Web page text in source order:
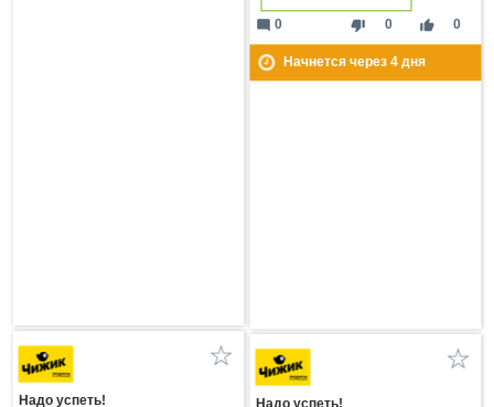
thumb_down 0 thumb_up 0
mode_comment 0
Начнется через 4дня
Надо успеть!
Надо успеть!